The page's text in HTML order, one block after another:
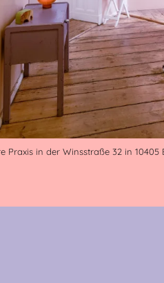
Praxis in der Winsstraße 32 in 10405